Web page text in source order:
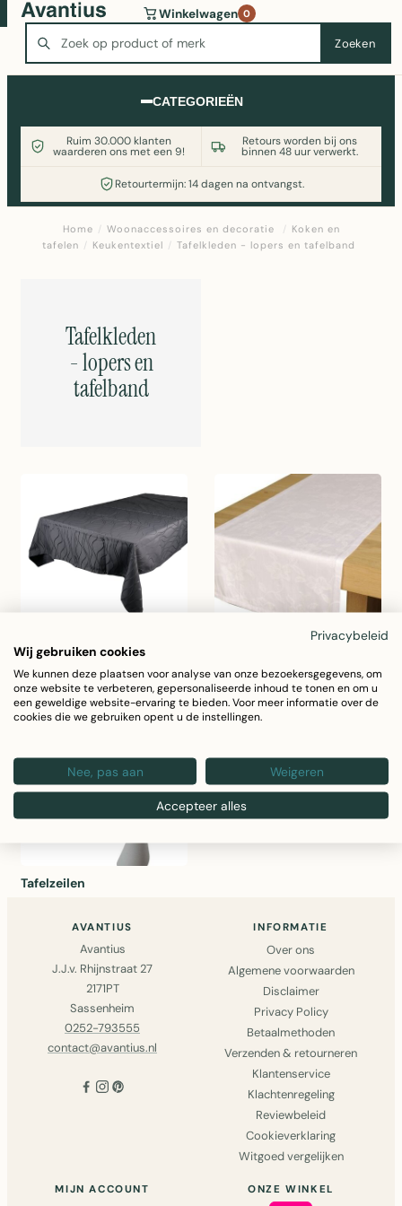
Zoeken
Winkelwagen 0
CATEGORIEËN
Ruim 30.000 klanten
waarderen ons met een 9!
Retours worden bij ons
binnen 48 uur verwerkt.
Retourtermijn: 14 dagen na ontvangst.
Wasmachine of koelkast nodig? Vergelijk alle prijzen op
Witgoedaanbod.nl
Home / Woonaccessoires en decoratie / Koken en
tafelen / Keukentextiel / Tafelkleden - lopers en tafelband
Tafelkleden
- lopers en
tafelband
Tafelkleed - tafellaken
Tafelzeilen
AVANTIUS
Avantius
J.J.v. Rhijnstraat 27
2171PT
Sassenheim
0252-793555
contact@avantius.nl
INFORMATIE
Over ons
Algemene voorwaarden
Disclaimer
Privacy Policy
Betaalmethoden
Verzenden & retourneren
Klantenservice
Klachtenregeling
Reviewbeleid
Cookieverklaring
Witgoed vergelijken
MIJN ACCOUNT ONZE WINKEL
Privacybeleid
Wij gebruiken cookies
We kunnen deze plaatsen voor analyse van onze bezoekersgegevens, om
onze website te verbeteren, gepersonaliseerde inhoud te tonen en om u
een geweldige website-ervaring te bieden. Voor meer informatie over de
cookies die we gebruiken opent u de instellingen.
Nee, pas aan Weigeren
Accepteer alles